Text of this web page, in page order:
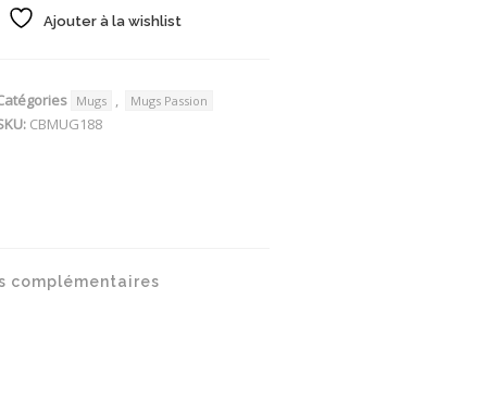
Ajouter à la wishlist
Mugs , Mugs Passion
CBMUG188
complémentaires